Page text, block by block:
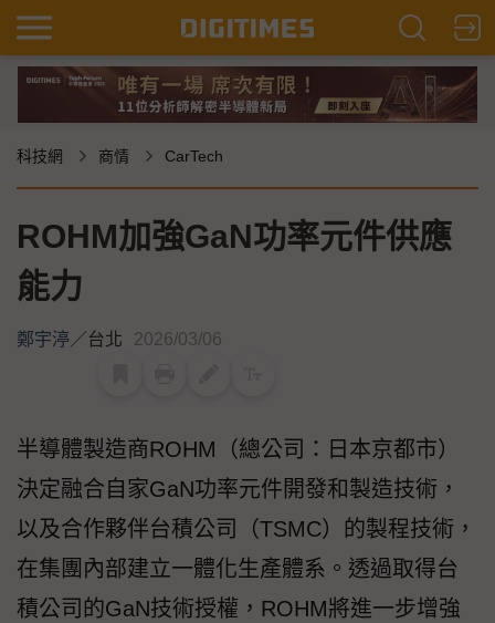
科技網 商情 CarTech
ROHM加強GaN功率元件供應
能力
鄭宇渟／台北 2026/03/06
半導體製造商ROHM（總公司：日本京都市）
決定融合自家GaN功率元件開發和製造技術，
以及合作夥伴台積公司（TSMC）的製程技術，
在集團內部建立一體化生產體系。透過取得台
積公司的GaN技術授權，ROHM將進一步增強